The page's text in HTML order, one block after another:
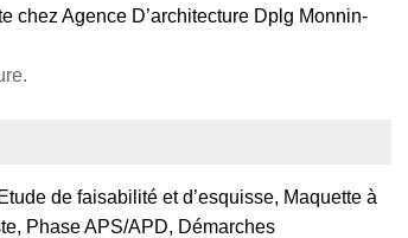
chez Agence D’architecture Dplg Monnin-
de faisabilité et d’esquisse, Maquette à
Phase APS/APD, Démarches